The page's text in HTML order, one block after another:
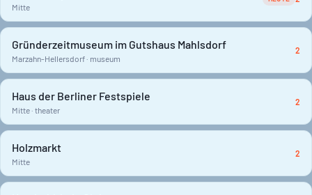
Mitte
Gründerzeitmuseum im Gutshaus Mahlsdorf
Marzahn-Hellersdorf · museum
2
Haus der Berliner Festspiele
Mitte · theater
2
Holzmarkt
Mitte
2